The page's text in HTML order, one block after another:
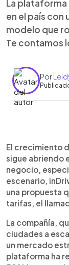
La
en el país con
modelo que
Te contamos
Por
►
inDrive
mercado
impulsado
diferencial
permite a
ha ganado
flexibilidad
plataforma
para miles
más allá del
El crecimiento
sigue abriendo
negocio,
escenario,
una propuesta
tarifas, el
La compañía,
ciudades a
un mercado
plataforma ha